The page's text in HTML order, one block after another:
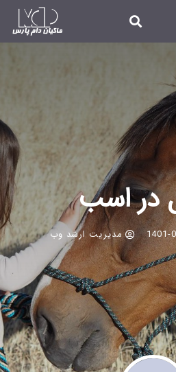
در اسب
1401- مدیریت ارشد وب